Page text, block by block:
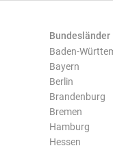
Bundesländer
Baden-
Bayern
Berlin
Brandenburg
Bremen
Hamburg
Hessen